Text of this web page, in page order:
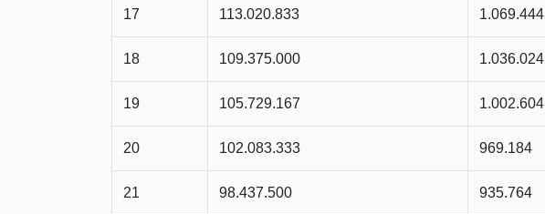
17 113.020.833 1.069.444
18 109.375.000 1.036.024
19 105.729.167 1.002.604
20 102.083.333 969.184
21 98.437.500 935.764